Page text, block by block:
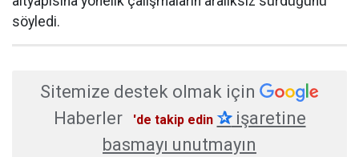
söyledi.
Sitemize destek olmak için
Haberler
'de takip edin ✰işaretine
basmayı unutmayın